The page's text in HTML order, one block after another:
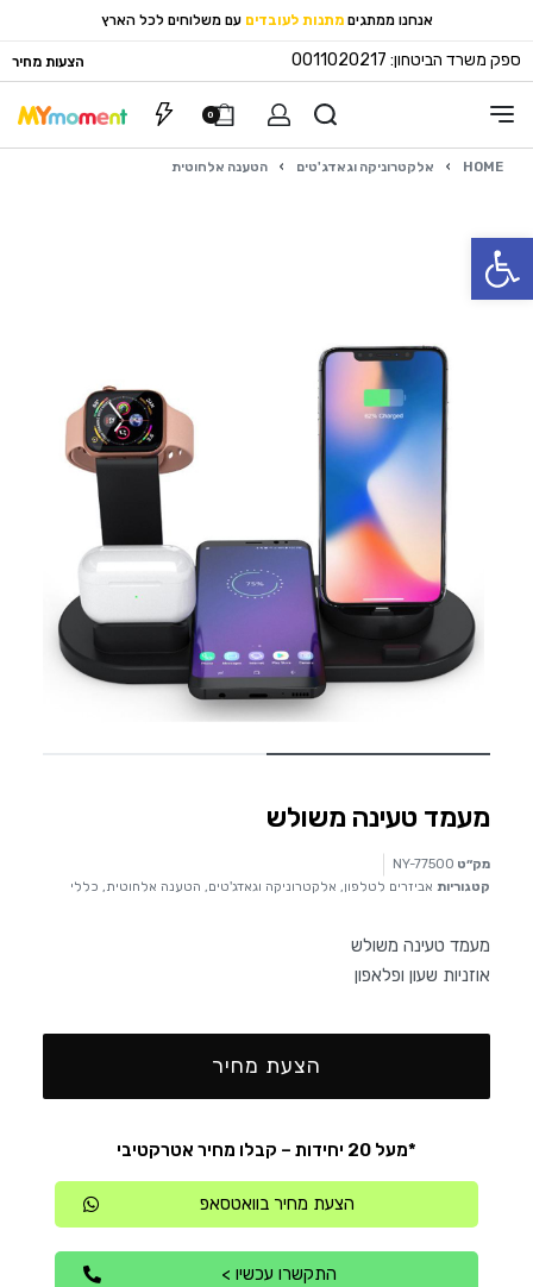
פתח סרגל נגישות
אנחנו ממתגים מתנות לעובדים עם משלוחים לכל הארץ
ספק משרד הביטחון: 0011020217 הצעות מחיר
0
HOME
› אלקטרוניקה וגאדג'טים › הטענה אלחוטית
מעמד טעינה משולש
מק״ט NY-77500
קטגוריות אביזרים לטלפון, אלקטרוניקה וגאדג'טים, הטענה אלחוטית, כללי
מעמד טעינה משולש
אוזניות שעון ופלאפון
הצעת מחיר
*מעל 20 יחידות – קבלו מחיר אטרקטיבי
הצעת מחיר בוואטסאפ
התקשרו עכשיו >